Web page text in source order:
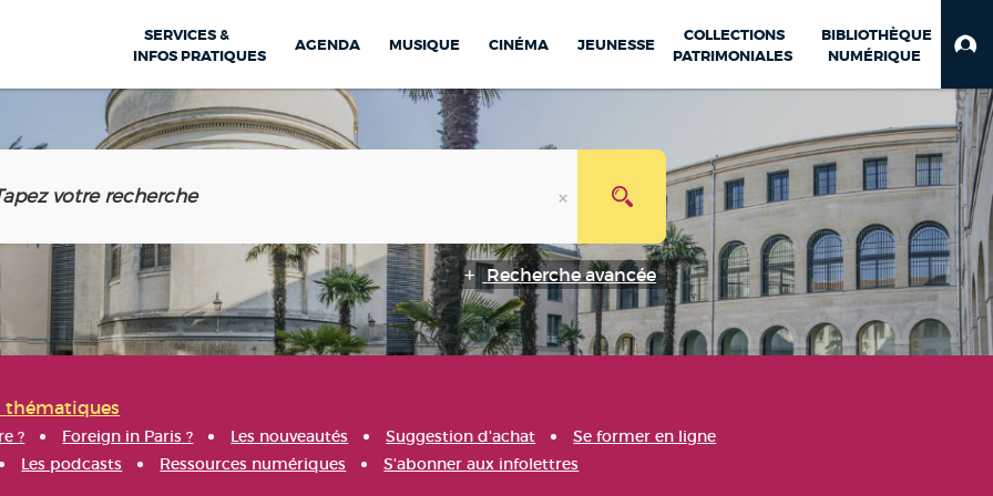
SERVICES &
INFOS PRATIQUES
AGENDA MUSIQUE CINÉMA JEUNESSE
COLLECTIONS
PATRIMONIALES
BIBLIOTHÈQUE
NUMÉRIQUE
Recherche avancée
thématiques
? Foreign in Paris ? Les nouveautés Suggestion d'achat
Se former en ligne
Les podcasts Ressources numériques S'abonner aux infolettres